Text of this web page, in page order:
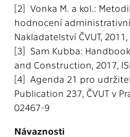
[2] Vonka M. a kol.:
hodnocení
Nakladatelství ČVUT,
[3] Sam Kubba:
and Construction, 2017,
[4] Agenda 21 pro
Publication 237, ČVUT v
02467-9
Návaznosti